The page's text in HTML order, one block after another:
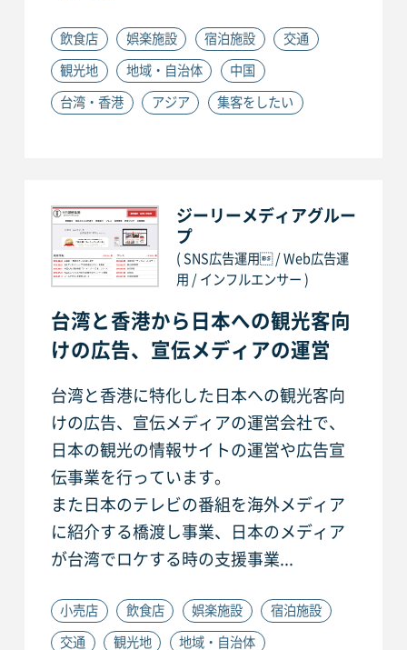
飲食店 娯楽施設 宿泊施設 交通
観光地 地域・自治体 中国
台湾・香港 アジア 集客をしたい
ジーリーメディアグルー
プ
( SNS広告運用 / Web広告運
用 / インフルエンサー )
台湾と香港から日本への観光客向
けの広告、宣伝メディアの運営
台湾と香港に特化した日本への観光客向
けの広告、宣伝メディアの運営会社で、
日本の観光の情報サイトの運営や広告宣
伝事業を行っています。
また日本のテレビの番組を海外メディア
に紹介する橋渡し事業、日本のメディア
が台湾でロケする時の支援事業...
小売店 飲食店 娯楽施設 宿泊施設
交通 観光地 地域・自治体